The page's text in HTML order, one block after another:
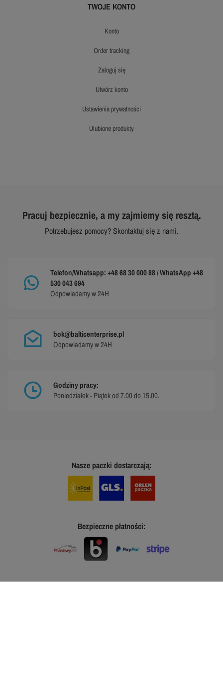
TWOJE KONTO
konto
order tracking
zaloguj się
utwórz konto
ustawienia prywatności
ulubione produkty
Pracuj bezpiecznie, a my zajmiemy się resztą.
Potrzebujesz pomocy? Skontaktuj się z nami.
Telefon/Whatsapp: +48 68 30 000 88 / WhatsApp +48
530 043 694
Odpowiadamy w 24H
bok@balticenterprise.pl
Odpowiadamy w 24H
Godziny pracy:
Poniedziałek - Piątek od 7.00 do 15.00.
Nasze paczki dostarczają:
Bezpieczne płatności: